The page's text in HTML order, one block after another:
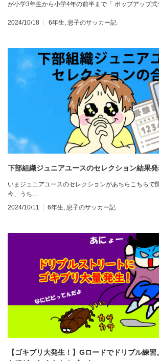
が小学3年生から小学4年の前半まで「 ポップアップ
2024/10/18 6年生, 息子のサッカー記
下部組織ジュニアユースのセレクション結果発
いまジュニアユースのセレクションがあちらこちらで
今、うち…
2024/10/11
6年生 息子のサッカー記
【ゴキブリ大発生！】Gロードでドリブル練